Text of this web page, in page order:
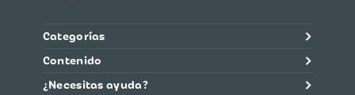
Categorías
Contenido
¿Necesitas ayuda?